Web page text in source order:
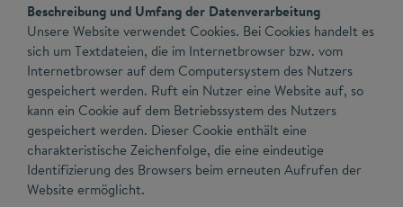
Beschreibung und Umfang der Datenverarbeitung
Unsere Website verwendet Cookies. Bei Cookies handelt es
sich um Textdateien, die im Internetbrowser bzw. vom
Internetbrowser auf dem Computersystem des Nutzers
gespeichert werden. Ruft ein Nutzer eine Website auf, so
kann ein Cookie auf dem Betriebssystem des Nutzers
gespeichert werden. Dieser Cookie enthält eine
charakteristische Zeichenfolge, die eine eindeutige
Identifizierung des Browsers beim erneuten Aufrufen der
Website ermöglicht.